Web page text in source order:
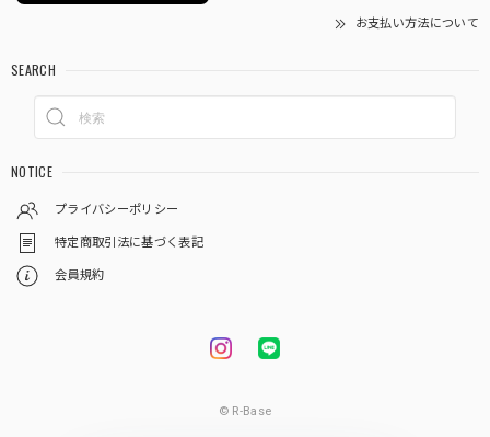
お支払い方法について
SEARCH
NOTICE
プライバシーポリシー
特定商取引法に基づく表記
会員規約
© R-Base